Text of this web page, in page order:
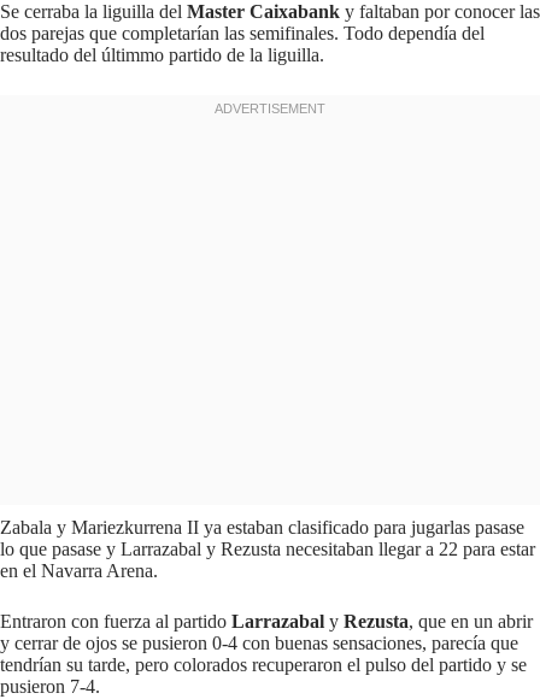
Se cerraba la liguilla del Master Caixabank y faltaban por conocer las
dos parejas que completarían las semifinales. Todo dependía del
resultado del últimmo partido de la liguilla.
Zabala y Mariezkurrena II ya estaban clasificado para jugarlas pasase
lo que pasase y Larrazabal y Rezusta necesitaban llegar a 22 para estar
en el Navarra Arena.
Entraron con fuerza al partido Larrazabal y Rezusta, que en un abrir
y cerrar de ojos se pusieron 0-4 con buenas sensaciones, parecía que
tendrían su tarde, pero colorados recuperaron el pulso del partido y se
pusieron 7-4.